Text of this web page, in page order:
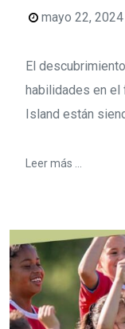
mayo 22, 2024
El
habilidades en
Island están
Leer más ...